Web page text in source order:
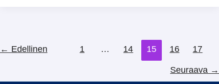
← Edellinen 1 … 14 15 16 17
Seuraava →